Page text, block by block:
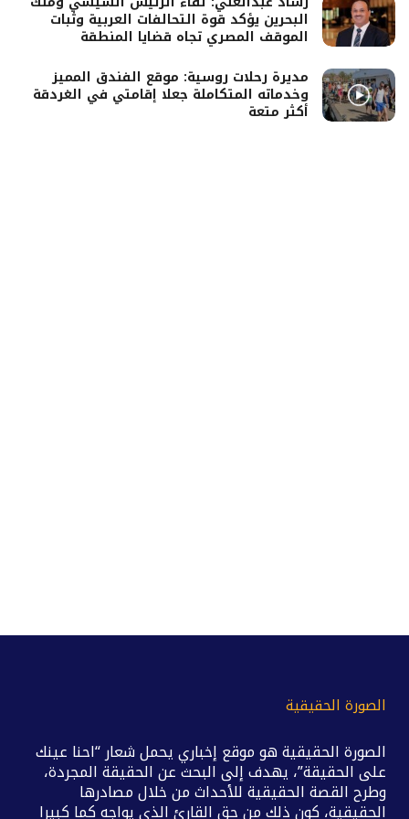
البحرين يؤكد قوة التحالفات العربية وثبات
الموقف المصري تجاه قضايا المنطقة
مديرة رحلات روسية: موقع الفندق المميز
وخدماته المتكاملة جعلا إقامتي في الغردقة
أكثر متعة
الصورة الحقيقية
الصورة الحقيقية هو موقع إخباري يحمل شعار “احنا عينك
على الحقيقة”، يهدف إلى البحث عن الحقيقة المجردة،
وطرح القصة الحقيقية للأحداث من خلال مصادرها
الحقيقية، كون ذلك من حق القارئ الذي يواجه كما كبيرا